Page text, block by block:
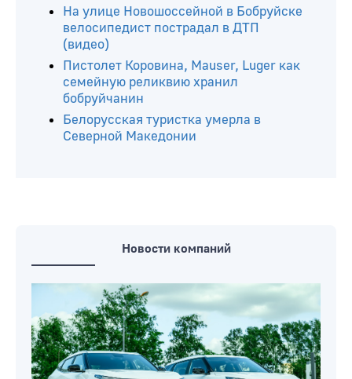
На улице Новошоссейной в Бобруйске
велосипедист пострадал в ДТП
(видео)
Пистолет Коровина, Mauser, Luger как
семейную реликвию хранил
бобруйчанин
Белорусская туристка умерла в
Северной Македонии
Новости компаний